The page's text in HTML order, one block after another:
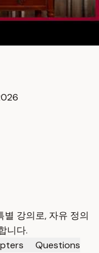
강의로, 자유 정의
니다.
Questions